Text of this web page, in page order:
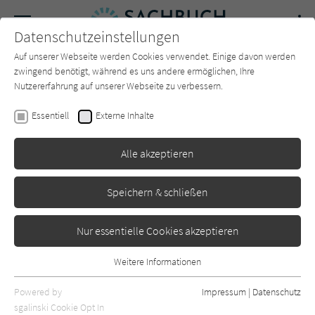
SUCHE Forum Charts Newsletter
David Grann
Erschienen: April 2024 0
Datenschutzeinstellungen
Auf unserer Webseite werden Cookies verwendet. Einige davon werden
zwingend benötigt, während es uns andere ermöglichen, Ihre
Nutzererfahrung auf unserer Webseite zu verbessern.
Essentiell Externe Inhalte
Alle akzeptieren
Speichern & schließen
Nur essentielle Cookies akzeptieren
Essentielle Cookies werden für grundlegende Funktionen der
Webseite benötigt. Dadurch ist gewährleistet, dass die Webseite
Weitere Informationen
Powered by
sgalinski Cookie Opt In
Impressum | Datenschutz